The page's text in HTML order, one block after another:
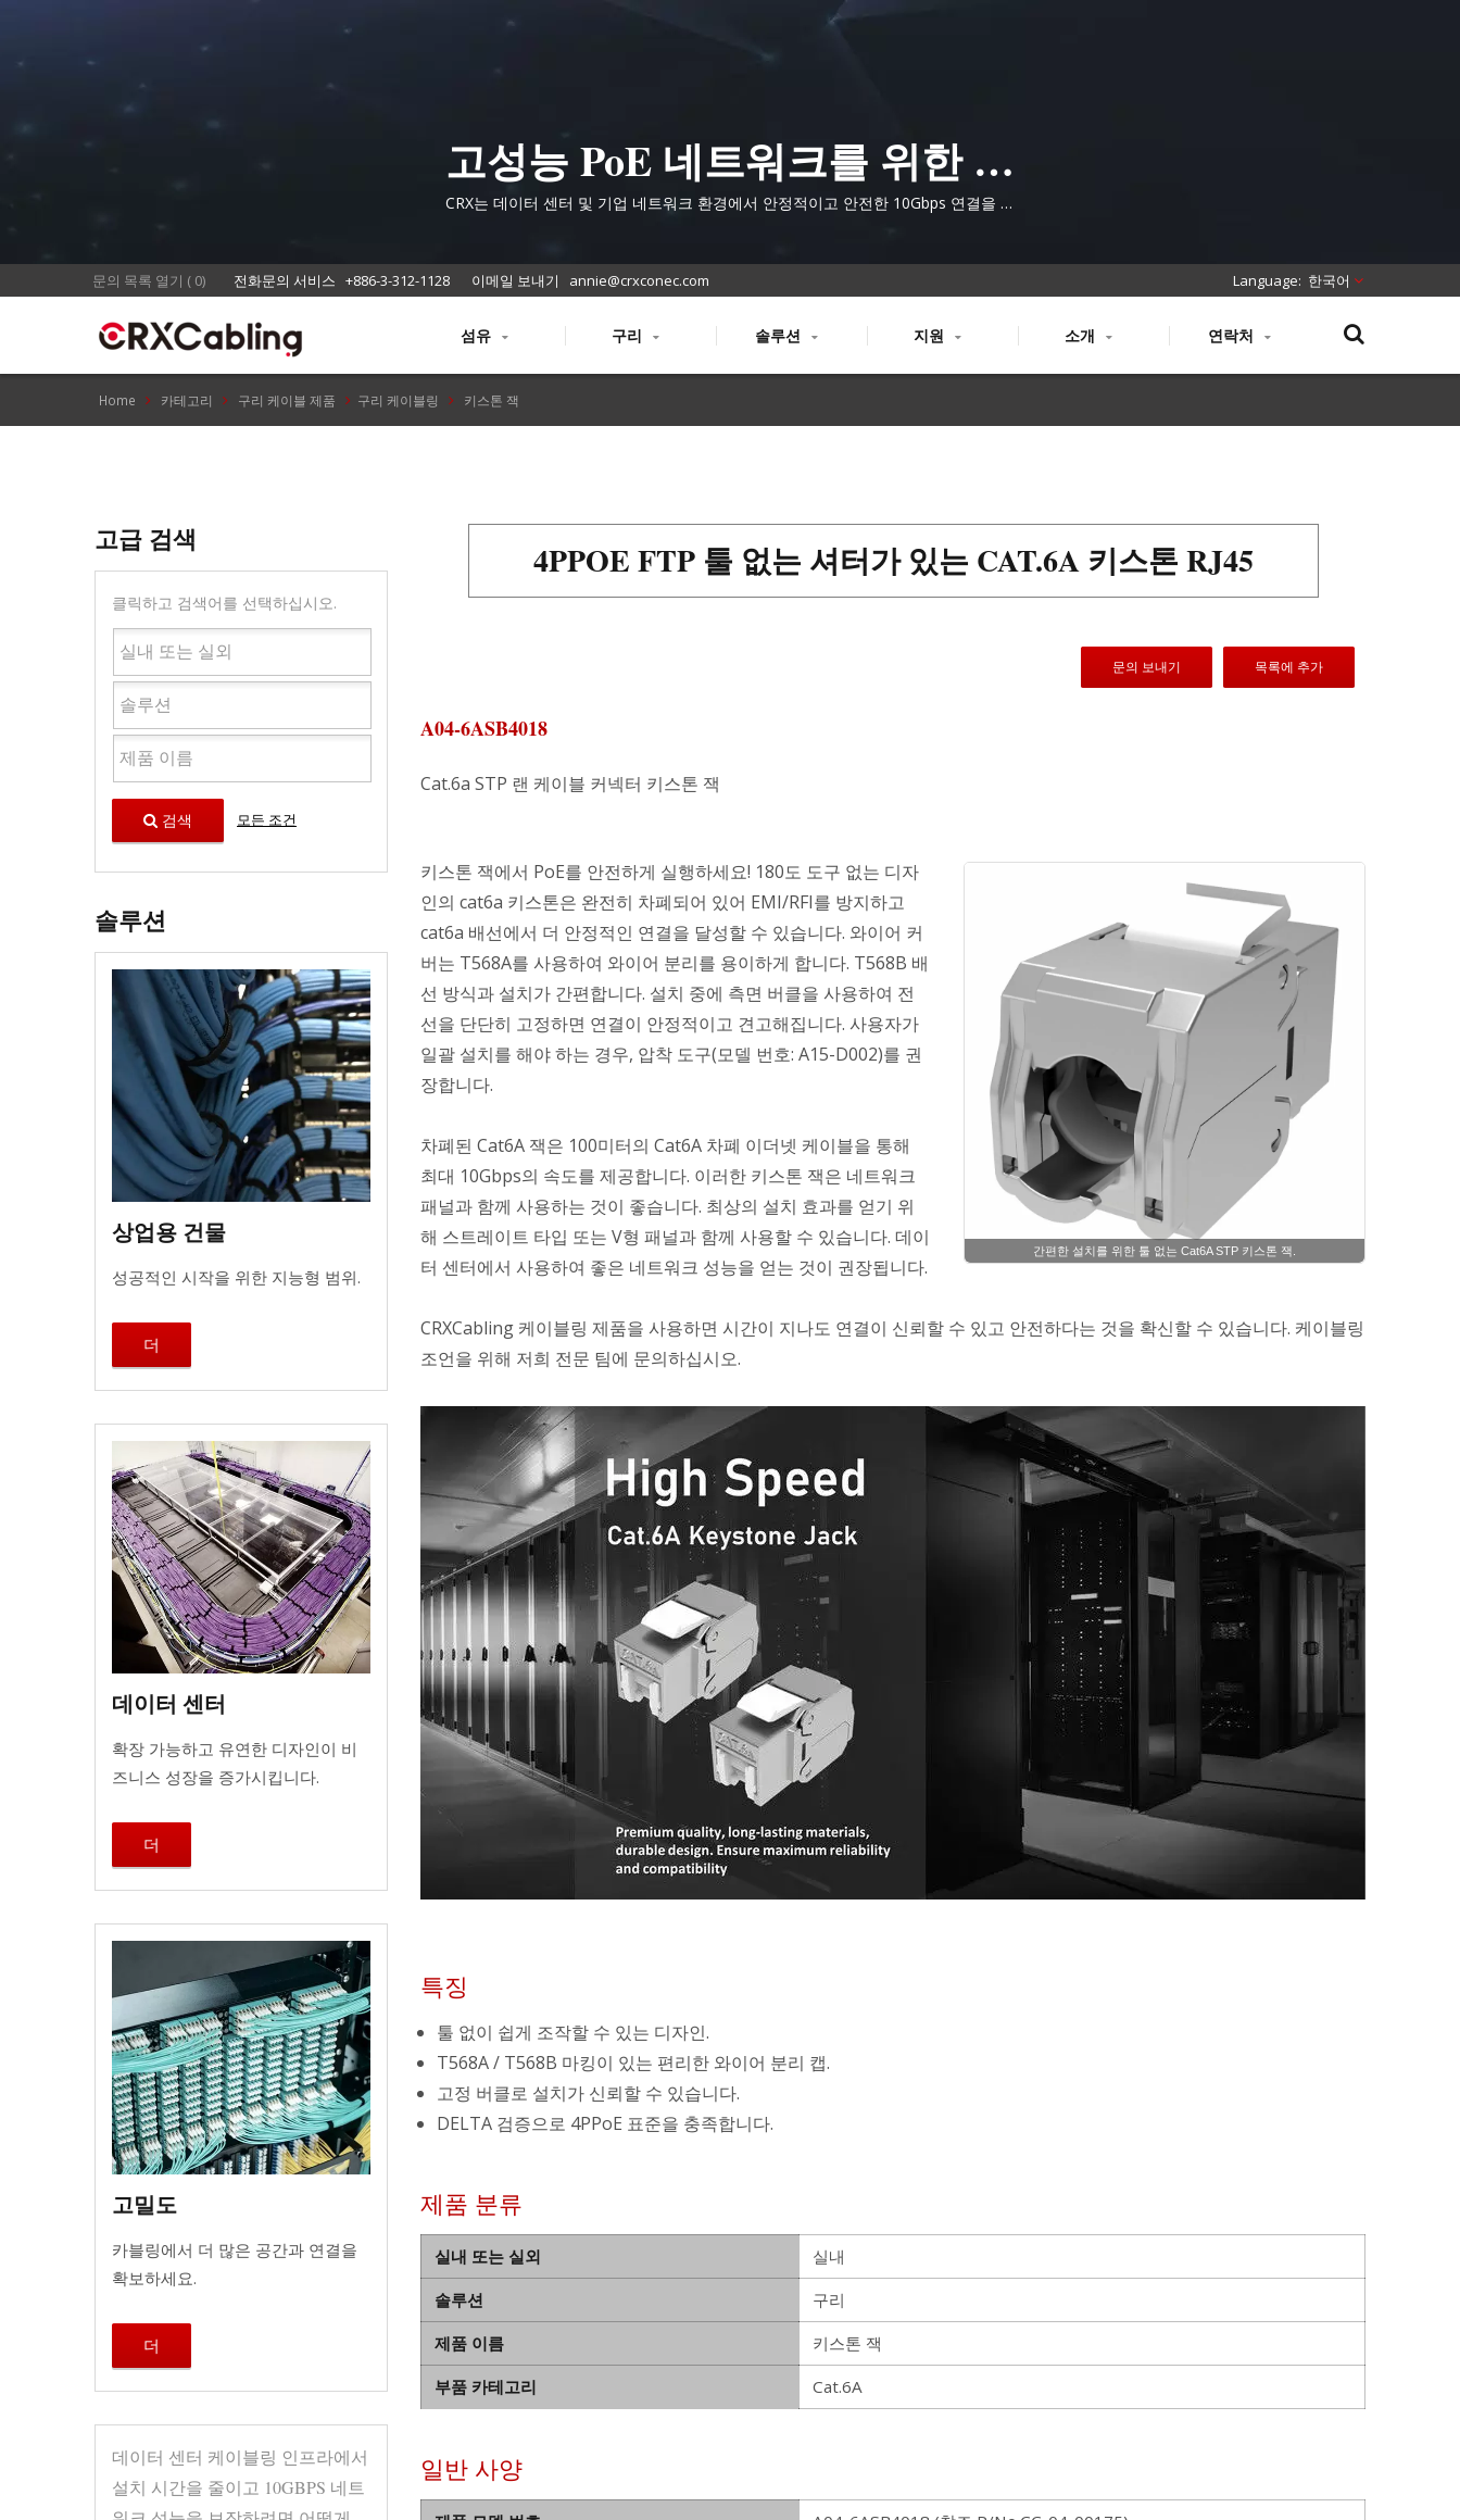
고성능 PoE 네트워크를 위한 전
문가급 Cat.6A 차폐 키스톤 잭
CRX는 데이터 센터 및 기업 네트워크 환경에서 안정적이고 안전한 10Gbps 연결을 위
문의 목록 열기 ( 0) 전화문의 서비스 +886-3-312-1128 이메일 보내기 annie@crxconec.com 한국어
섬유 구리 솔루션 지원 소개 연락처
Home 카테고리 구리 케이블 제품 구리 케이블링 키스톤 잭
고급 검색
클릭하고 검색어를 선택하십시오.
검색 모든 조건
솔루션
상업용 건물
성공적인 시작을 위한 지능형 범위.
더
데이터 센터
확장 가능하고 유연한 디자인이 비
즈니스 성장을 증가시킵니다.
더
고밀도
카블링에서 더 많은 공간과 연결을
확보하세요.
더
데이터 센터 케이블링 인프라에서
설치 시간을 줄이고 10GBPS 네트
4PPOE FTP 툴 없는 셔터가 있는 CAT.6A 키스톤 RJ45
문의 보내기 목록에 추가
A04-6ASB4018
Cat.6a STP 랜 케이블 커넥터 키스톤 잭
간편한 설치를 위한 툴 없는 Cat6A STP 키스톤 잭.
키스톤 잭에서 PoE를 안전하게 실행하세요! 180도 도구 없는 디자
인의 cat6a 키스톤은 완전히 차폐되어 있어 EMI/RFI를 방지하고
cat6a 배선에서 더 안정적인 연결을 달성할 수 있습니다. 와이어 커
버는 T568A를 사용하여 와이어 분리를 용이하게 합니다. T568B 배
선 방식과 설치가 간편합니다. 설치 중에 측면 버클을 사용하여 전
선을 단단히 고정하면 연결이 안정적이고 견고해집니다. 사용자가
일괄 설치를 해야 하는 경우, 압착 도구(모델 번호: A15-D002)를 권
장합니다.
차폐된 Cat6A 잭은 100미터의 Cat6A 차폐 이더넷 케이블을 통해
최대 10Gbps의 속도를 제공합니다. 이러한 키스톤 잭은 네트워크
패널과 함께 사용하는 것이 좋습니다. 최상의 설치 효과를 얻기 위
해 스트레이트 타입 또는 V형 패널과 함께 사용할 수 있습니다. 데이
터 센터에서 사용하여 좋은 네트워크 성능을 얻는 것이 권장됩니다.
CRXCabling 케이블링 제품을 사용하면 시간이 지나도 연결이 신뢰할 수 있고 안전하다는 것을 확신할 수 있습니다. 케이블링
조언을 위해 저희 전문 팀에 문의하십시오.
특징
툴 없이 쉽게 조작할 수 있는 디자인.
T568A / T568B 마킹이 있는 편리한 와이어 분리 캡.
고정 버클로 설치가 신뢰할 수 있습니다.
DELTA 검증으로 4PPoE 표준을 충족합니다.
제품 분류
실내 또는 실외
실내
솔루션
구리
제품 이름
키스톤 잭
부품 카테고리
Cat.6A
일반 사양